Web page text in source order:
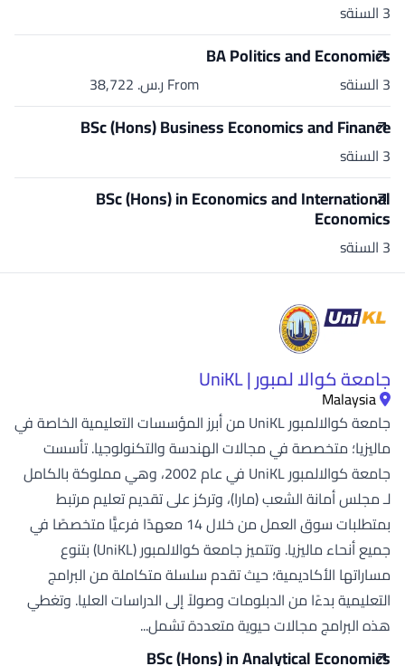
3 السنةs
BA Politics and Economics
3 السنةs From ر.س.‏ 38,722
BSc (Hons) Business Economics and Finance
3 السنةs
BSc (Hons) in Economics and International
Economics
3 السنةs
جامعة كوالا لمبور | UniKL
Malaysia
جامعة كوالالمبور UniKL من أبرز المؤسسات التعليمية الخاصة في
ماليزيا؛ متخصصة في مجالات الهندسة والتكنولوجيا. تأسست
جامعة كوالالمبور UniKL في عام 2002، وهي مملوكة بالكامل
لـ مجلس أمانة الشعب (مارا)، وتركز على تقديم تعليم مرتبط
بمتطلبات سوق العمل من خلال 14 معهدًا فرعيًّا متخصصًا في
جميع أنحاء ماليزيا. وتتميز جامعة كوالالمبور (UniKL) بتنوع
مساراتها الأكاديمية؛ حيث تقدم سلسلة متكاملة من البرامج
التعليمية بدءًا من الدبلومات وصولاً إلى الدراسات العليا. وتغطي
هذه البرامج مجالات حيوية متعددة تشمل...
BSc (Hons) in Analytical Economics